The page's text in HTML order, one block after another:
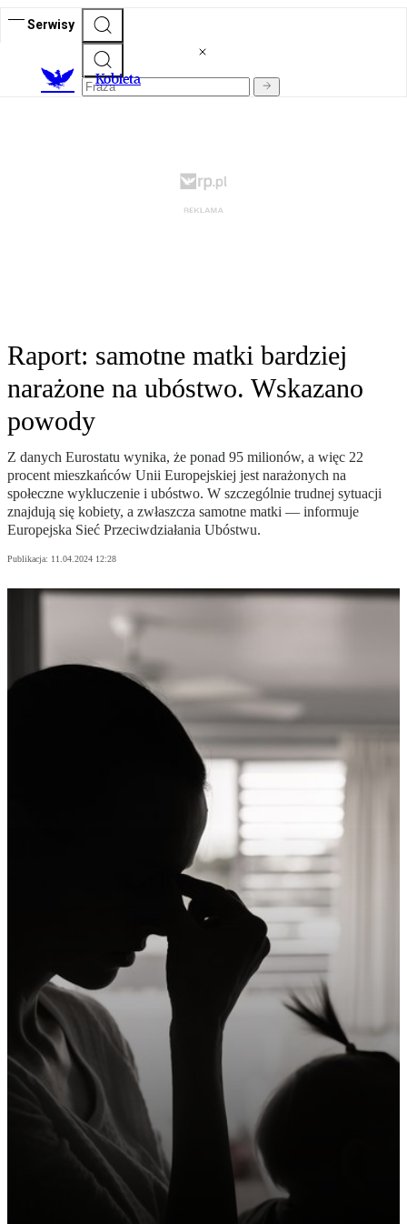
Serwisy
Kobieta
Raport: samotne matki bardziej
narażone na ubóstwo. Wskazano
powody
Z danych Eurostatu wynika, że ponad 95 milionów, a więc 22
procent mieszkańców Unii Europejskiej jest narażonych na
społeczne wykluczenie i ubóstwo. W szczególnie trudnej sytuacji
znajdują się kobiety, a zwłaszcza samotne matki — informuje
Europejska Sieć Przeciwdziałania Ubóstwu.
Publikacja: 11.04.2024 12:28